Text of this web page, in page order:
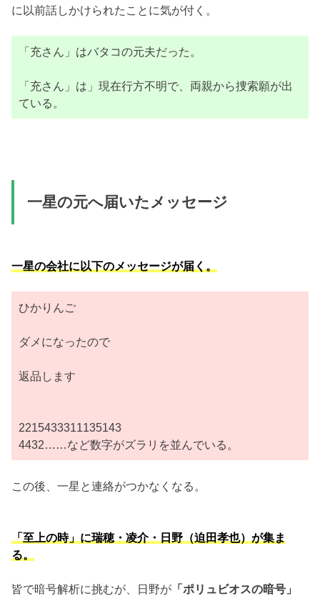
に以前話しかけられたことに気が付く。
「充さん」はバタコの元夫だった。
「充さん」は」現在行方不明で、両親から捜索願が出
ている。
一星の元へ届いたメッセージ
一星の会社に以下のメッセージが届く。
ひかりんご
ダメになったので
返品します
2215433311135143
4432……など数字がズラリを並んでいる。
この後、一星と連絡がつかなくなる。
「至上の時」に瑞穂・凌介・日野（迫田孝也）が集ま
る。
皆で暗号解析に挑むが、日野が 「ポリュビオスの暗号」